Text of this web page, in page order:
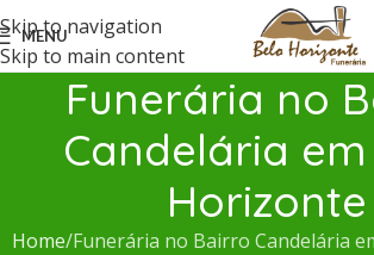
Skip to navigation
Skip to main content
MENU
Funerária no
Candelária
Horizonte
Home Funerária no Bairro Candelária